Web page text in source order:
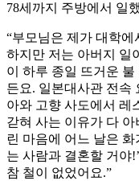
78세까지 주방에서 일
“부모님은 제가 대학
하지만 저는 아버지 일
이 하루 종일 뜨거운
든요. 일본대사관 전속
아와 고향 사도에서 레
갇혀 사는 이유가 다
린 마음에 어느 날은
는 사람과 결혼할 거야
참 철이 없었어요.”